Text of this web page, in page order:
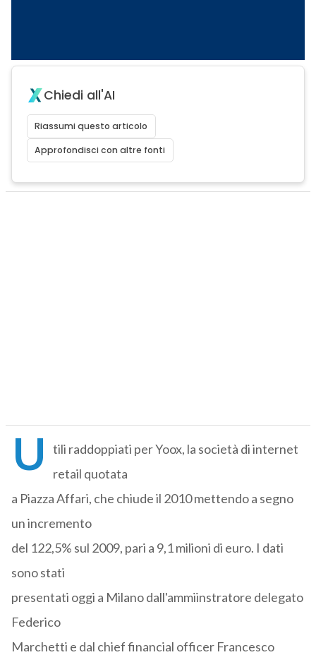
Chiedi all'AI
Riassumi questo articolo
Approfondisci con altre fonti
U
tili raddoppiati per Yoox, la società di internet
retail quotata
a Piazza Affari, che chiude il 2010 mettendo a segno
un incremento
del 122,5% sul 2009, pari a 9,1 milioni di euro. I dati
sono stati
presentati oggi a Milano dall'ammiinstratore delegato
Federico
Marchetti e dal chief financial officer Francesco